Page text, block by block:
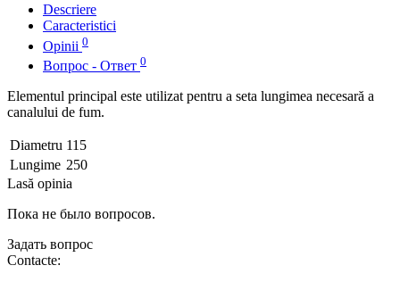
Descriere
Caracteristici
Opinii 0
Вопрос - Ответ 0
Elementul principal este utilizat pentru a seta lungimea necesară a
canalului de fum.
Diametru 115
Lungime 250
Lasă opinia
Пока не было вопросов.
Задать вопрос
Contacte: